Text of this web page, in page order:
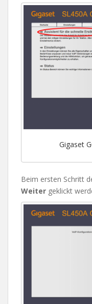
Gigaset
Beim ersten Schritt
Weiter geklickt